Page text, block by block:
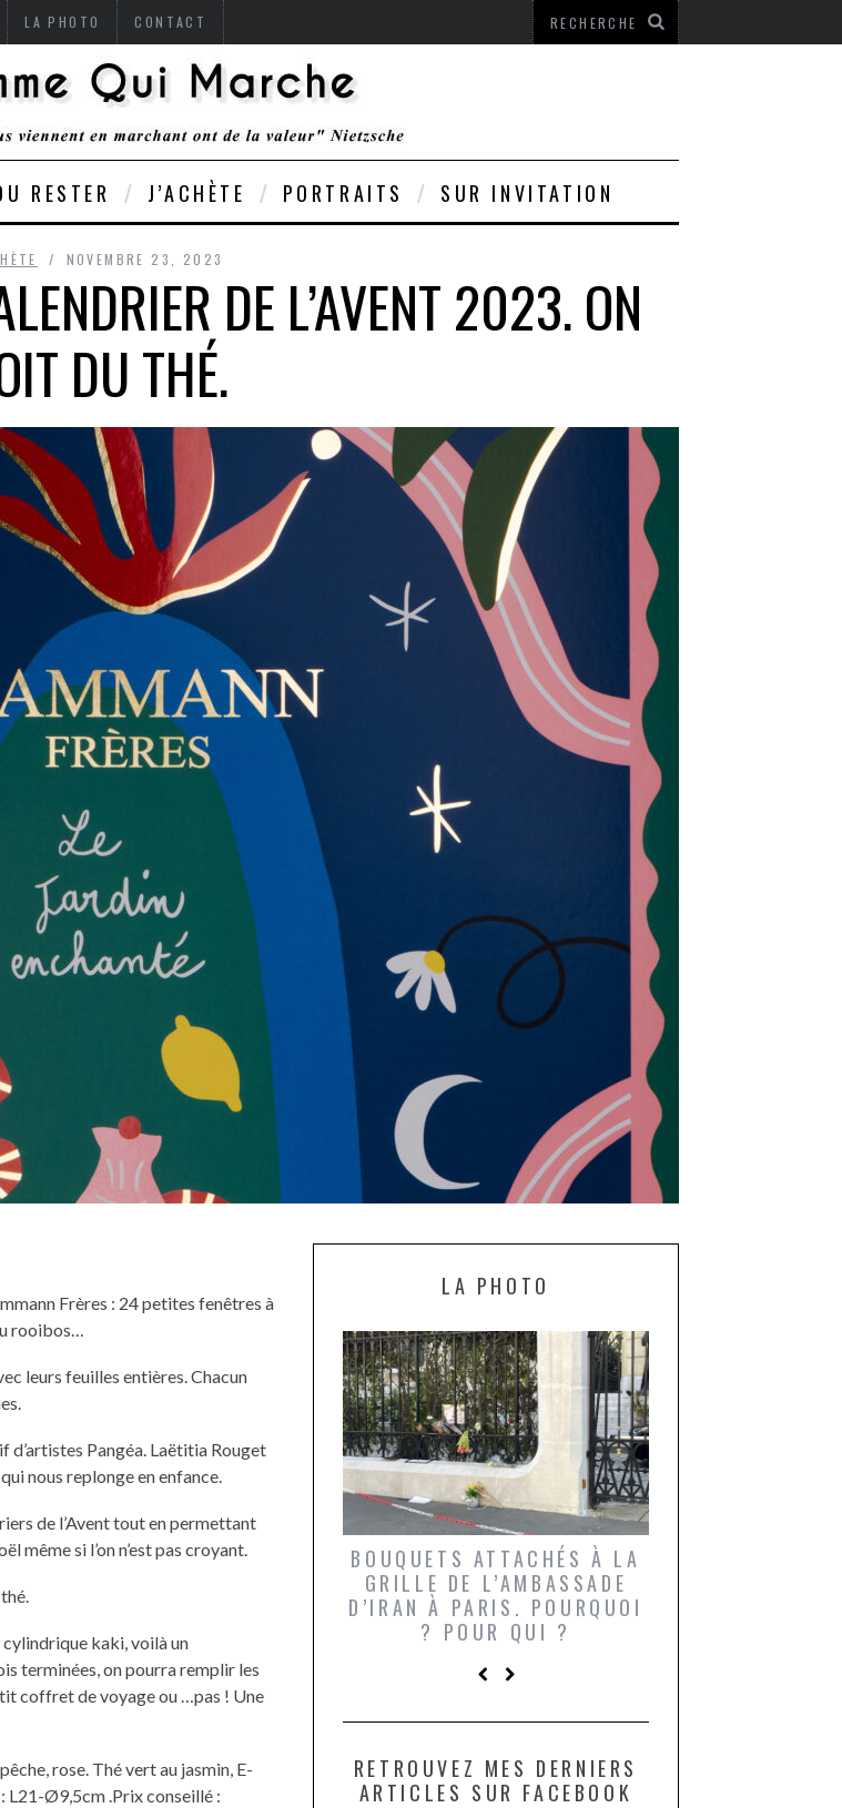
LA PHOTO CONTACT
RESTER J’ACHÈTE PORTRAITS SUR INVITATION
NOVEMBRE 23, 2023
DE L’AVENT 2023. ON
DU THÉ.
Frères : 24 petites fenêtres à
rooibos…
leurs feuilles entières. Chacun
d’artistes Pangéa. Laëtitia Rouget
nous replonge en enfance.
de l’Avent tout en permettant
même si l’on n’est pas croyant.
kaki, voilà un
terminées, on pourra remplir les
coffret de voyage ou …pas ! Une
rose. Thé vert au jasmin, E-
L21-Ø9,5cm .Prix conseillé :
LA PHOTO
UNE MOUETTE SUR LA TÊTE
BOUQUETS ATTACHÉS À LA
GRILLE DE L’AMBASSADE
D’IRAN À PARIS. POURQUOI
? POUR QUI ?
RETROUVEZ MES DERNIERS
ARTICLES SUR FACEBOOK